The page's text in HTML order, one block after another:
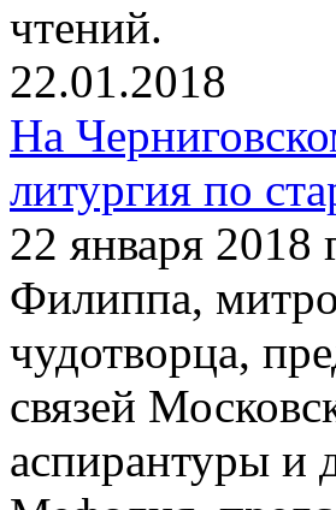
чтений.
22.01.2018
На
литургия по
22 января 2018
Филиппа,
чудотворца,
связей
аспирантуры и